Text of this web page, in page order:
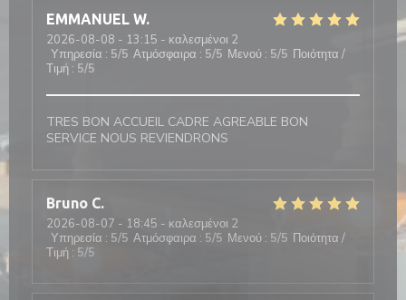
EMMANUEL W
2026-08-08 - 13:15 - καλεσμένοι 2
Υπηρεσία : 5/5 Ατμόσφαιρα : 5/5 Μενού : 5/5 Ποιότητα /
Τιμή : 5/5
TRES BON ACCUEIL CADRE AGREABLE BON
SERVICE NOUS REVIENDRONS
Bruno C
2026-08-07 - 18:45 - καλεσμένοι 2
Υπηρεσία : 5/5 Ατμόσφαιρα : 5/5 Μενού : 5/5 Ποιότητα /
Τιμή : 5/5